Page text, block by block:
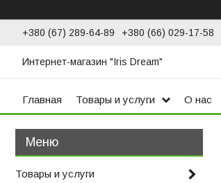
+380 (67) 289-64-89 +380 (66) 029-17-58
Интернет-магазин "Iris Dream"
Главная Товары и услуги О нас
Товары и услуги